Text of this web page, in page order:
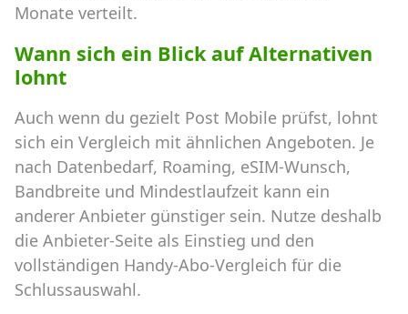
Monate verteilt.
Wann sich ein Blick auf Alternativen
lohnt
Auch wenn du gezielt Post Mobile prüfst, lohnt
sich ein Vergleich mit ähnlichen Angeboten. Je
nach Datenbedarf, Roaming, eSIM-Wunsch,
Bandbreite und Mindestlaufzeit kann ein
anderer Anbieter günstiger sein. Nutze deshalb
die Anbieter-Seite als Einstieg und den
vollständigen Handy-Abo-Vergleich für die
Schlussauswahl.